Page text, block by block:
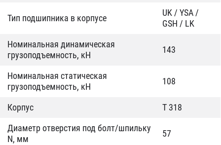
Тип подшипника в корпусе
UK / YSA /
GSH / LK
Номинальная динамическая
грузоподъемность, кН
143
Номинальная статическая
грузоподъемность, кН
108
Корпус
T 318
Диаметр отверстия под болт/шпильку
N, мм
57